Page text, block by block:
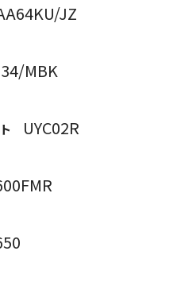
JZ
MBK
UYC02R